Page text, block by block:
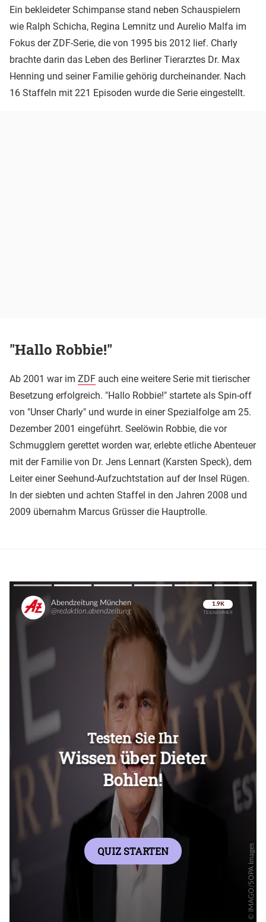
Ein bekleideter Schimpanse stand neben Schauspielern
wie Ralph Schicha, Regina Lemnitz und Aurelio Malfa im
Fokus der ZDF-Serie, die von 1995 bis 2012 lief. Charly
brachte darin das Leben des Berliner Tierarztes Dr. Max
Henning und seiner Familie gehörig durcheinander. Nach
16 Staffeln mit 221 Episoden wurde die Serie eingestellt.
"Hallo Robbie!"
Ab 2001 war im ZDF auch eine weitere Serie mit tierischer
Besetzung erfolgreich. "Hallo Robbie!" startete als Spin-off
von "Unser Charly" und wurde in einer Spezialfolge am 25.
Dezember 2001 eingeführt. Seelöwin Robbie, die vor
Schmugglern gerettet worden war, erlebte etliche Abenteuer
mit der Familie von Dr. Jens Lennart (Karsten Speck), dem
Leiter einer Seehund-Aufzuchtstation auf der Insel Rügen.
In der siebten und achten Staffel in den Jahren 2008 und
2009 übernahm Marcus Grüsser die Hauptrolle.
Überspringen
Überspringen